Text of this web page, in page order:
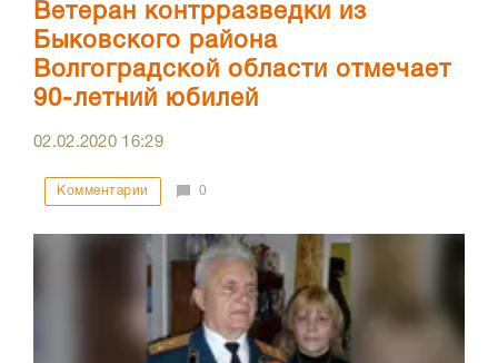
Ветеран контрразведки из
Быковского района
Волгоградской области отмечает
90-летний юбилей
02.02.2020 16:29
Комментарии 0